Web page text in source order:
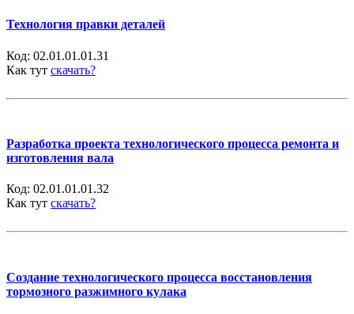
Технология правки деталей
Код: 02.01.01.01.31
Как тут скачать?
Разработка проекта технологического процесса ремонта и
изготовления вала
Код: 02.01.01.01.32
Как тут скачать?
Создание технологического процесса восстановления
тормозного разжимного кулака